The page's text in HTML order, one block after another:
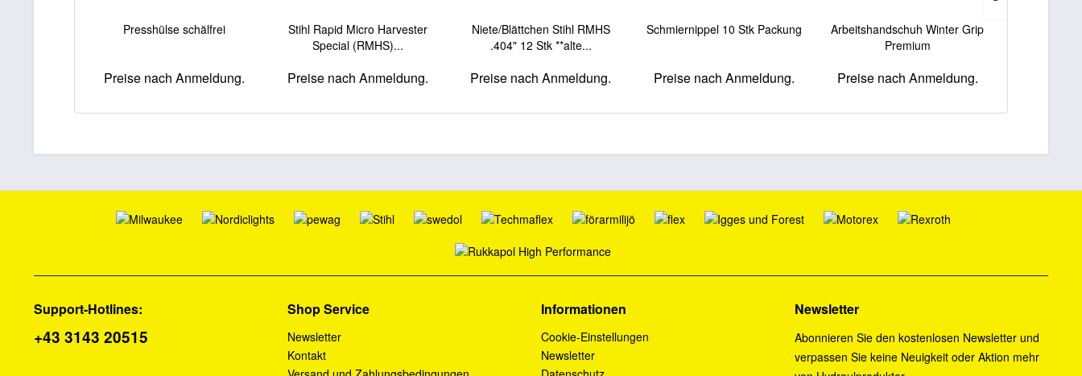
Presshülse schälfrei
Preise nach Anmeldung.
Stihl Rapid Micro Harvester
Special (RMHS)...
Preise nach Anmeldung.
Niete/Blättchen Stihl RMHS
.404" 12 Stk **alte...
Preise nach Anmeldung.
Schmiernippel 10 Stk Packung
Preise nach Anmeldung.
Arbeitshandschuh Winter Grip
Premium
Preise nach Anmeldung.
Support-Hotlines:
+43 3143 20515
Shop Service
Newsletter
Kontakt
Informationen
Cookie-Einstellungen
Newsletter
Newsletter
Abonnieren Sie den kostenlosen Newsletter und
verpassen Sie keine Neuigkeit oder Aktion mehr